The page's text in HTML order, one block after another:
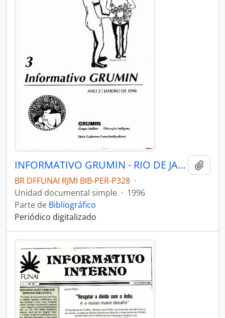
INFORMATIVO GRUMIN - RIO DE JANEIRO GRUPO MULHER - EDUCAÇÃO INDÍGENA - 1996 - Nº03
BR DFFUNAI RJMI BIB-PER-P328 ·
Unidad documental simple · 1996
Parte de Bibliográfico
Periódico digitalizado